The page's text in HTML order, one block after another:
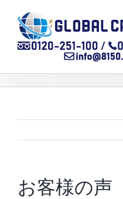
content
お客様の声